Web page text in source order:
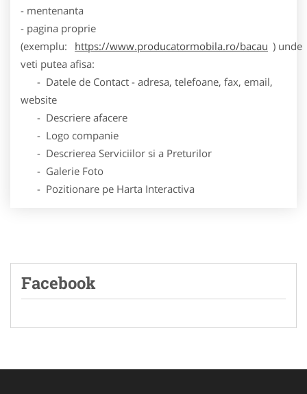
- mentenanta
- pagina proprie
(exemplu:
https://www.producatormobila.ro/bacau ) unde
veti putea afisa:
- Datele de Contact - adresa, telefoane, fax, email,
website
- Descriere afacere
- Logo companie
- Descrierea Serviciilor si a Preturilor
- Galerie Foto
- Pozitionare pe Harta Interactiva
Facebook